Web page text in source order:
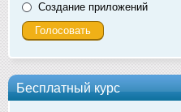
Создание приложений
Бесплатный курс